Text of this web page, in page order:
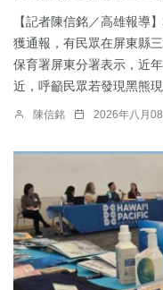
【記者陳信銘／高雄報導
獲通報，有民眾在屏東縣
保育署屏東分署表示，近
近，呼籲民眾若發現黑熊
陳信銘 2026年八月08